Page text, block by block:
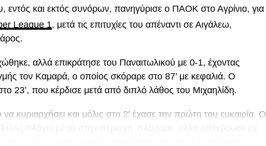
εντός και εκτός συνόρων, πανηγύρισε ο ΠΑΟΚ στο Αγρίνιο, για
League 1, μετά τις επιτυχίες του απέναντι σε Αιγάλεω,
αλλά επικράτησε του Παναιτωλικού με 0-1, έχοντας
τον Καμαρά, ο οποίος σκόραρε στο 87’ με κεφαλιά. Ο
23’, που κέρδισε μετά από διπλό λάθος του Μιχαηλίδη.
κυριαρχήσει και μόλις στο 2′ έχασε την πρώτη του ευκαιρία. Ο